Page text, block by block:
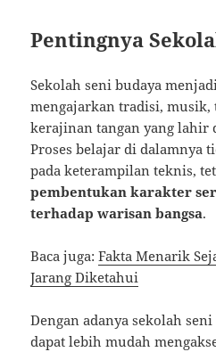
Pentingnya
Sekolah seni budaya
mengajarkan tradisi, musik,
kerajinan tangan yang lahir
Proses belajar di dalamnya
pada keterampilan teknis,
pembentukan karakter
terhadap warisan bangsa.
Baca juga:Fakta Menarik
Jarang Diketahui
Dengan adanya sekolah
dapat lebih mudah